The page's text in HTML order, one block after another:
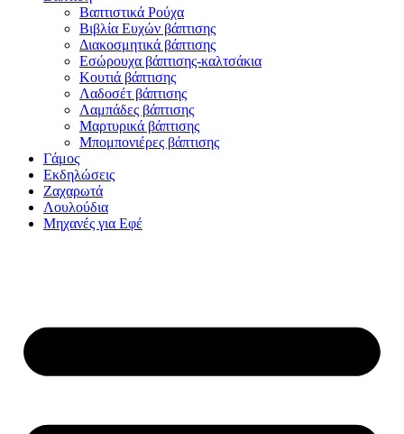
Βαπτιστικά Ρούχα
Βιβλία Ευχών βάπτισης
Διακοσμητικά βάπτισης
Εσώρουχα βάπτισης-καλτσάκια
Κουτιά βάπτισης
Λαδοσέτ βάπτισης
Λαμπάδες βάπτισης
Μαρτυρικά βάπτισης
Μπομπονιέρες βάπτισης
Γάμος
Εκδηλώσεις
Ζαχαρωτά
Λουλούδια
Μηχανές για Εφέ